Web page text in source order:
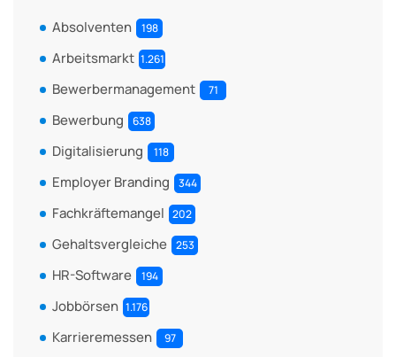
Absolventen 198
Arbeitsmarkt 1.261
Bewerbermanagement 71
Bewerbung 638
Digitalisierung 118
Employer Branding 344
Fachkräftemangel 202
Gehaltsvergleiche 253
HR-Software 194
Jobbörsen 1.176
Karrieremessen 97